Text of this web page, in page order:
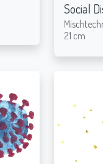
Social
21 cm